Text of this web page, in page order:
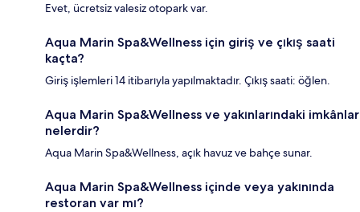
Evet, ücretsiz valesiz otopark var.
Aqua Marin Spa&Wellness için giriş ve çıkış saati
kaçta?
Giriş işlemleri 14 itibarıyla yapılmaktadır. Çıkış saati: öğlen.
Aqua Marin Spa&Wellness ve yakınlarındaki imkânlar
nelerdir?
Aqua Marin Spa&Wellness, açık havuz ve bahçe sunar.
Aqua Marin Spa&Wellness içinde veya yakınında
restoran var mı?